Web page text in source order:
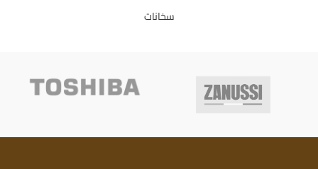
سخانات